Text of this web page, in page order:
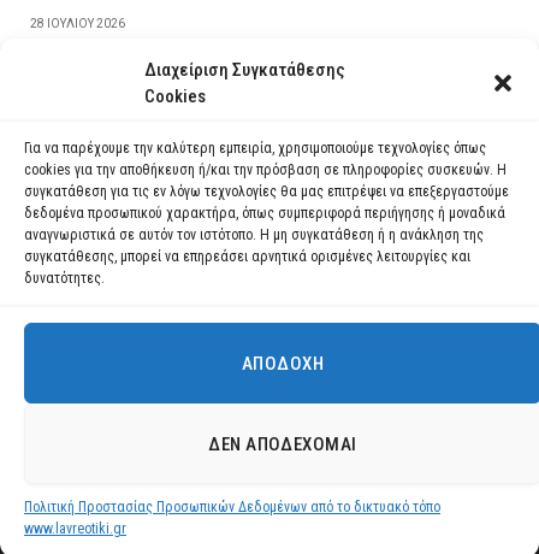
Διαχείριση Συγκατάθεσης
Cookies
Για να παρέχουμε την καλύτερη εμπειρία, χρησιμοποιούμε τεχνολογίες όπως
cookies για την αποθήκευση ή/και την πρόσβαση σε πληροφορίες συσκευών. Η
συγκατάθεση για τις εν λόγω τεχνολογίες θα μας επιτρέψει να επεξεργαστούμε
δεδομένα προσωπικού χαρακτήρα, όπως συμπεριφορά περιήγησης ή μοναδικά
αναγνωριστικά σε αυτόν τον ιστότοπο. Η μη συγκατάθεση ή η ανάκληση της
συγκατάθεσης, μπορεί να επηρεάσει αρνητικά ορισμένες λειτουργίες και
δυνατότητες.
ΑΠΟΔΟΧΉ
ΔΕΝ ΑΠΟΔΈΧΟΜΑΙ
Πολιτική Προστασίας Προσωπικών Δεδομένων από το δικτυακό τόπο
www.lavreotiki.gr
28 ΙΟΥΛΊΟΥ 2026
ΔΙΑΒΆΣΤΕ ΠΕΡΙΣΣΌΤΕΡΑ
Χρησιμοποιούμε cookies για να σας προσφέρουμε τη βέλτιστη εμπειρία
πλοήγησης στον ιστότοπό μας.
ρυθμίσεις
Αποδοχή